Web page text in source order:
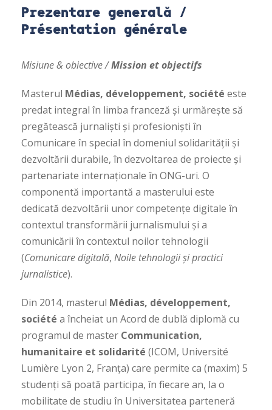
Prezentare generală /
Présentation générale
Misiune & obiective /Mission et objectifs
Masterul Médias, développement, société este
predat integral în limba franceză și urmărește să
pregătească jurnaliști și profesioniști în
Comunicare în special în domeniul solidarității și
dezvoltării durabile, în dezvoltarea de proiecte și
partenariate internaționale în ONG-uri. O
componentă importantă a masterului este
dedicată dezvoltării unor competențe digitale în
contextul transformării jurnalismului și a
comunicării în contextul noilor tehnologii
(Comunicare digitală, Noile tehnologii și practici
jurnalistice).
Din 2014, masterul Médias, développement,
société a încheiat un Acord de dublă diplomă cu
programul de master Communication,
humanitaire et solidarité (ICOM, Université
Lumière Lyon 2, Franța) care permite ca (maxim) 5
studenți să poată participa, în fiecare an, la o
mobilitate de studiu în Universitatea parteneră